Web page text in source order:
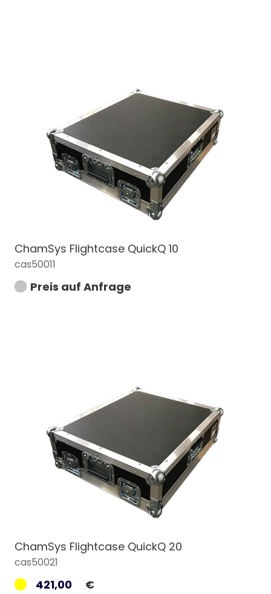
ChamSys Flightcase QuickQ 10
cas50011
Preis auf Anfrage
ChamSys Flightcase QuickQ 20
cas50021
421,00 €